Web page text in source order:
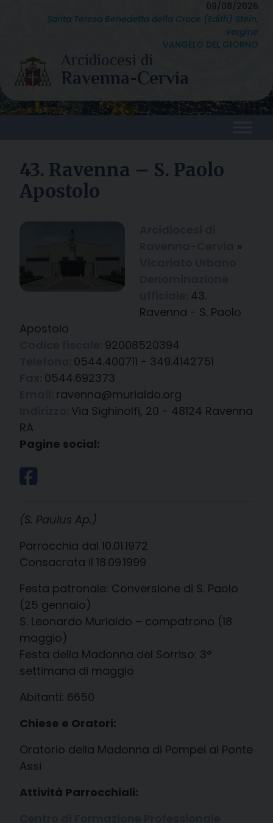
09/08/2026
Santa Teresa Benedetta della Croce (Edith) Stein,
vergine
VANGELO DEL GIORNO
43. Ravenna – S. Paolo
Apostolo
»
43.
Ravenna - S. Paolo
Apostolo
92008520394
0544.400711 - 349.4142751
0544.692373
ravenna@murialdo.org
Via Sighinolfi, 20 - 48124 Ravenna
RA
Pagine social:
(S. Paulus Ap.)
Parrocchia dal 10.01.1972
Consacrata il 18.09.1999
Festa patronale: Conversione di S. Paolo
(25 gennaio)
S. Leonardo Murialdo – compatrono (18
maggio)
Festa della Madonna del Sorriso: 3°
settimana di maggio
Abitanti: 6650
Chiese e Oratori:
Oratorio della Madonna di Pompei al Ponte
Assi
Attività Parrocchiali: